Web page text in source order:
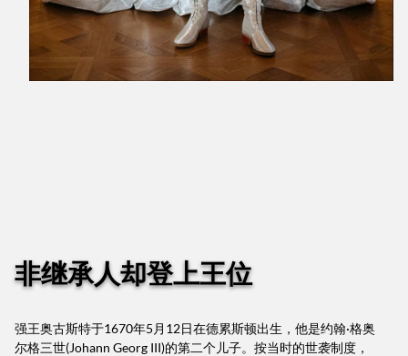
非继承人却登上王位
强王奥古斯特于1670年5月12日在德累斯顿出生，他是约翰·格奥
尔格三世(Johann Georg III)的第二个儿子。按当时的世袭制度，